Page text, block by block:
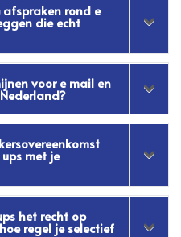
rond e
die echt
voor e mail en
met je
het recht op
regel je selectief